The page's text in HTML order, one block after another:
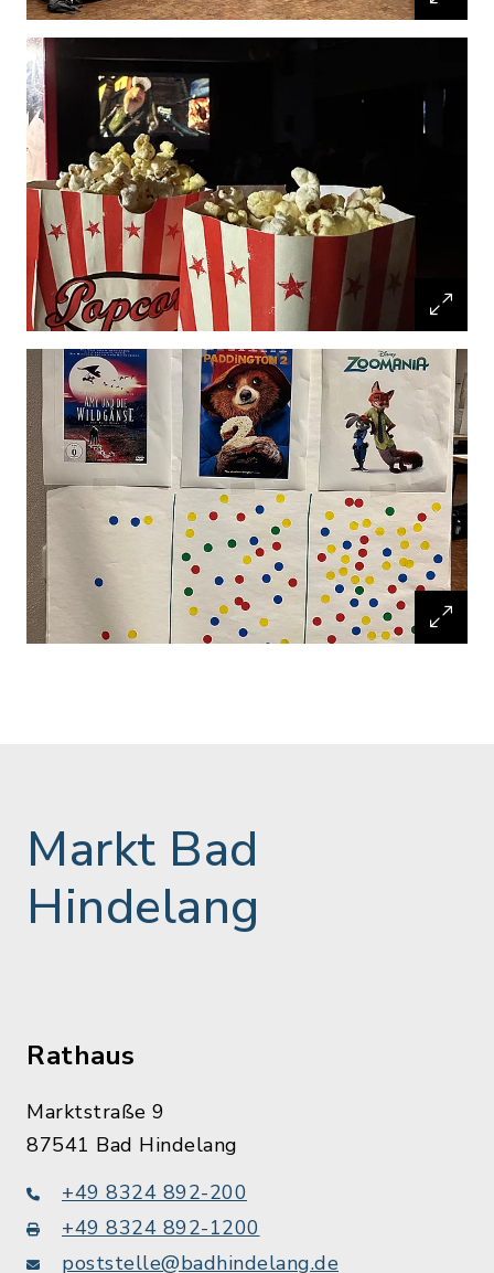
Markt Bad
Hindelang
Rathaus
Marktstraße 9
87541 Bad Hindelang
+49 8324 892-200
+49 8324 892-1200
poststelle@badhindelang.de